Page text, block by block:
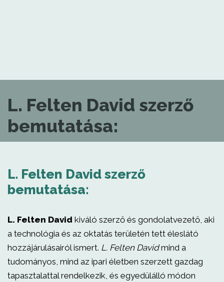
L. Felten David szerző
bemutatása:
L. Felten David szerző
bemutatása:
L. Felten David kiváló szerző és gondolatvezető, aki
a technológia és az oktatás területén tett éleslátó
hozzájárulásairól ismert. L. Felten Davidmind a
tudományos, mind az ipari életben szerzett gazdag
tapasztalattal rendelkezik, és egyedülálló módon